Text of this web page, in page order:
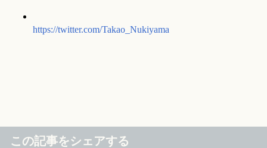
https://twitter.com/Takao_Nukiyama
この記事をシェアする